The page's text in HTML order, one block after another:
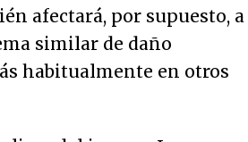
afectará, por supuesto, a
similar de daño
habitualmente en otros